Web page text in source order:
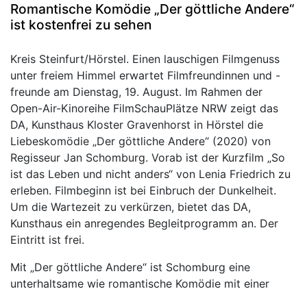
Romantische Komödie „Der göttliche Andere“
ist kostenfrei zu sehen
Kreis Steinfurt/Hörstel. Einen lauschigen Filmgenuss
unter freiem Himmel erwartet Filmfreundinnen und -
freunde am Dienstag, 19. August. Im Rahmen der
Open-Air-Kinoreihe FilmSchauPlätze NRW zeigt das
DA, Kunsthaus Kloster Gravenhorst in Hörstel die
Liebeskomödie „Der göttliche Andere“ (2020) von
Regisseur Jan Schomburg. Vorab ist der Kurzfilm „So
ist das Leben und nicht anders“ von Lenia Friedrich zu
erleben. Filmbeginn ist bei Einbruch der Dunkelheit.
Um die Wartezeit zu verkürzen, bietet das DA,
Kunsthaus ein anregendes Begleitprogramm an. Der
Eintritt ist frei.
Mit „Der göttliche Andere“ ist Schomburg eine
unterhaltsame wie romantische Komödie mit einer